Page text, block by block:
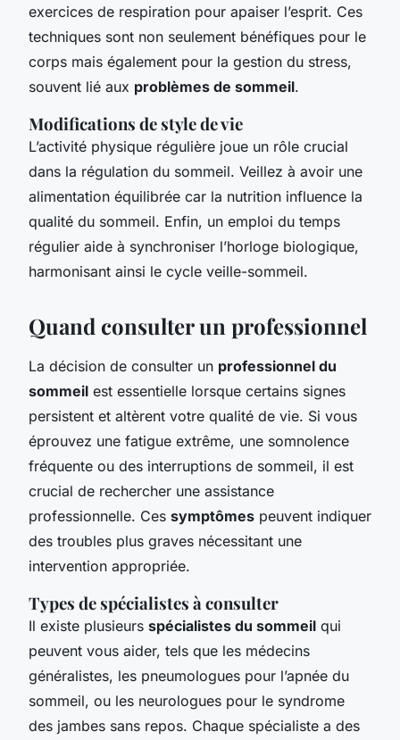
exercices de respiration pour apaiser l’esprit. Ces
techniques sont non seulement bénéfiques pour le
corps mais également pour la gestion du stress,
souvent lié aux problèmes de sommeil.
Modifications de style de vie
L’activité physique régulière joue un rôle crucial
dans la régulation du sommeil. Veillez à avoir une
alimentation équilibrée car la nutrition influence la
qualité du sommeil. Enfin, un emploi du temps
régulier aide à synchroniser l’horloge biologique,
harmonisant ainsi le cycle veille-sommeil.
Quand consulter un professionnel
La décision de consulter un professionnel du
sommeil est essentielle lorsque certains signes
persistent et altèrent votre qualité de vie. Si vous
éprouvez une fatigue extrême, une somnolence
fréquente ou des interruptions de sommeil, il est
crucial de rechercher une assistance
professionnelle. Ces symptômes peuvent indiquer
des troubles plus graves nécessitant une
intervention appropriée.
Types de spécialistes à consulter
Il existe plusieurs spécialistes du sommeil qui
peuvent vous aider, tels que les médecins
généralistes, les pneumologues pour l’apnée du
sommeil, ou les neurologues pour le syndrome
des jambes sans repos. Chaque spécialiste a des